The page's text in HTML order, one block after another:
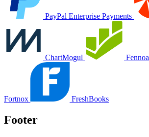
PayPal Enterprise Payments
ChartMogul Fennoa
Fortnox FreshBooks
Footer